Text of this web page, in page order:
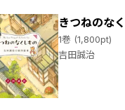
きつねのな
1巻 (1,800pt)
吉田誠治